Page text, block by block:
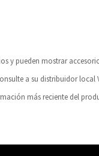
y pueden mostrar
a su distribuidor local
más reciente del